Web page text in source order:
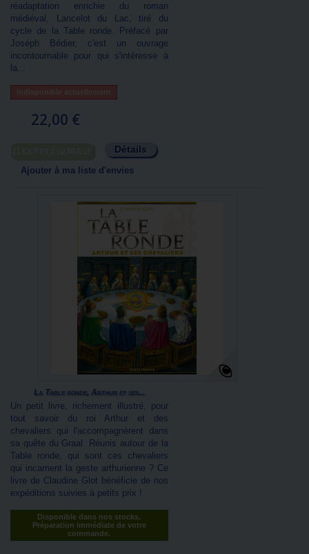
réadaptation enrichie du roman
médiéval, Lancelot du Lac, tiré du
cycle de la Table ronde. Préfacé par
Joséph Bédier, c'est un ouvrage
incontournable pour qui s'intéresse à
la...
Indisponible actuellement
22,00 €
Détails
Ajouter à ma liste d'envies
La Table ronde, Arthur et ses...
Un petit livre, richement illustré, pour
tout savoir du roi Arthur et des
chevaliers qui l'accompagnèrent dans
sa quête du Graal. Réunis autour de la
Table ronde, qui sont ces chevaliers
qui incarnent la geste arthurienne ? Ce
livre de Claudine Glot bénéficie de nos
expéditions suivies à petits prix !
Disponible dans nos stocks.
Préparation immédiate de votre
commande.